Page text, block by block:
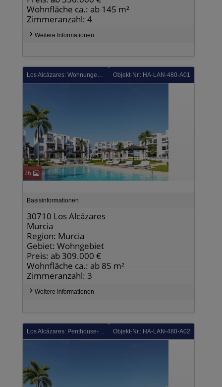
Wohnfläche ca.: ab 145 m²
Zimmeranzahl: 4
Weitere Informationen
Los Alcázares: Wohnungen mit 2 Schlafzimmern, Tiefgaragenstellplatz und Gemeinschaftspool in einer wunderschönen Golfanlage und nur 500 m vom Strand Objekt-Nr.: HA-LAN-480-A01
26
Basisinformationen
30710 Los Alcázares
Murcia
Region: Murcia
Gebiet: Wohngebiet
Preis: ab 309.000 €
Wohnfläche ca.: ab 85 m²
Zimmeranzahl: 3
Weitere Informationen
Los Alcázares: Penthouse-Wohnungen mit 2 Schlafzimmern, Tiefgaragenstellplatz und Gemeinschaftspool in einer wunderschönen Golfanlage und nur 500 m vom Strand Objekt-Nr.: HA-LAN-480-A02